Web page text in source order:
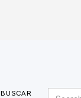
BUSCAR